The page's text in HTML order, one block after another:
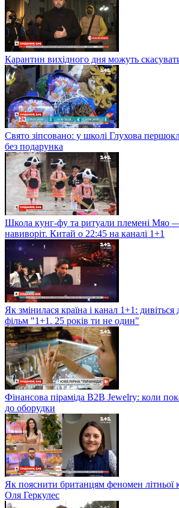
Карантин вихідного дня можуть
Свято зіпсовано: у школі Глухова
без подарунка
Школа кунг-фу та ритуали племені Мяо
навиворіт. Китай о 22:45 на каналі 1+1
Як змінилася країна і канал 1+1:
фільм "1+1. 25 років ти не один"
Фінансова піраміда B2B Jewelry: коли
до оборудки
Як пояснити британцям феномен літньої
Оля Геркулес